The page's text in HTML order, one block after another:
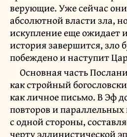
верующие. Уже сейчас
абсолютной власти зла,
искупление еще ожидает
история завершится, зло
побеждено и наступит
Основная часть
как стройный
как личное письмо. В Эф
повторов и
с одной стороны,
черту эллинистической